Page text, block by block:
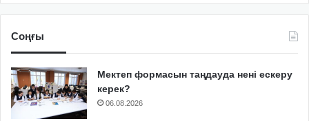
Соңғы
Мектеп формасын таңдауда нені ескеру
керек?
06.08.2026